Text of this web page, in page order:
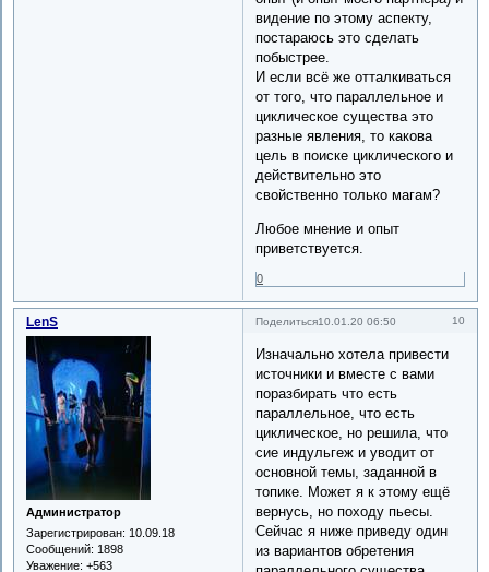
видение по этому аспекту,
постараюсь это сделать
побыстрее.
И если всё же отталкиваться
от того, что параллельное и
циклическое существа это
разные явления, то какова
цель в поиске циклического и
действительно это
свойственно только магам?
Любое мнение и опыт
приветствуется.
0
Поделиться 10
10.01.20 06:50
LenS
Администратор
Зарегистрирован: 10.09.18
Сообщений: 1898
Уважение: +563
Изначально хотела привести
источники и вместе с вами
поразбирать что есть
параллельное, что есть
циклическое, но решила, что
сие индульгеж и уводит от
основной темы, заданной в
топике. Может я к этому ещё
вернусь, но походу пьесы.
Сейчас я ниже приведу один
из вариантов обретения